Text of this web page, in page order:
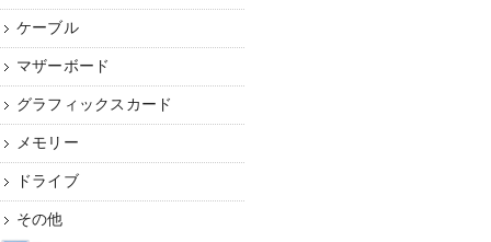
ケーブル
マザーボード
グラフィックスカード
メモリー
ドライブ
その他